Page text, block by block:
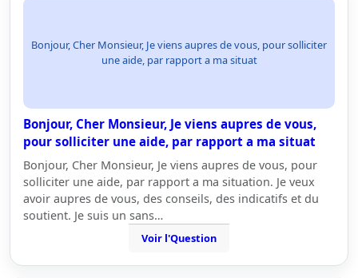
Bonjour, Cher Monsieur, Je viens aupres de vous, pour solliciter
une aide, par rapport a ma situat
Bonjour, Cher Monsieur, Je viens aupres de vous,
pour solliciter une aide, par rapport a ma situat
Bonjour, Cher Monsieur, Je viens aupres de vous, pour
solliciter une aide, par rapport a ma situation. Je veux
avoir aupres de vous, des conseils, des indicatifs et du
soutient. Je suis un sans…
Voir l'Question